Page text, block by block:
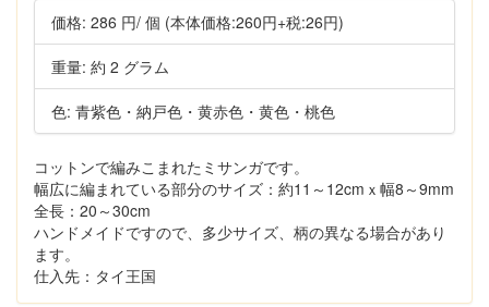
価格: 286 円/ 個 (本体価格:260円+税:26円)
重量: 約 2 グラム
色: 青紫色・納戸色・黄赤色・黄色・桃色
コットンで編みこまれたミサンガです。
幅広に編まれている部分のサイズ：約11～12cmｘ幅8～9mm
全長：20～30cm
ハンドメイドですので、多少サイズ、柄の異なる場合があり
ます。
仕入先：タイ王国